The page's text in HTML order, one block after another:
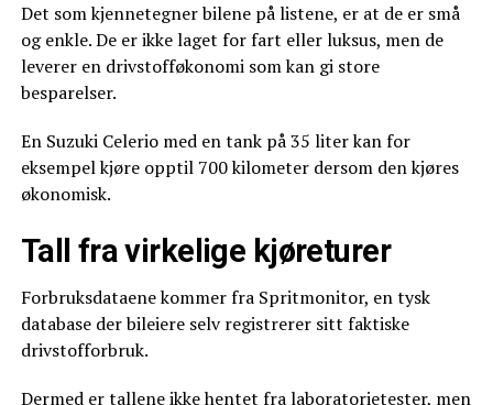
Det som kjennetegner bilene på listene, er at de er små
og enkle. De er ikke laget for fart eller luksus, men de
leverer en drivstofføkonomi som kan gi store
besparelser.
En Suzuki Celerio med en tank på 35 liter kan for
eksempel kjøre opptil 700 kilometer dersom den kjøres
økonomisk.
Tall fra virkelige kjøreturer
Forbruksdataene kommer fra Spritmonitor, en tysk
database der bileiere selv registrerer sitt faktiske
drivstofforbruk.
Dermed er tallene ikke hentet fra laboratorietester, men